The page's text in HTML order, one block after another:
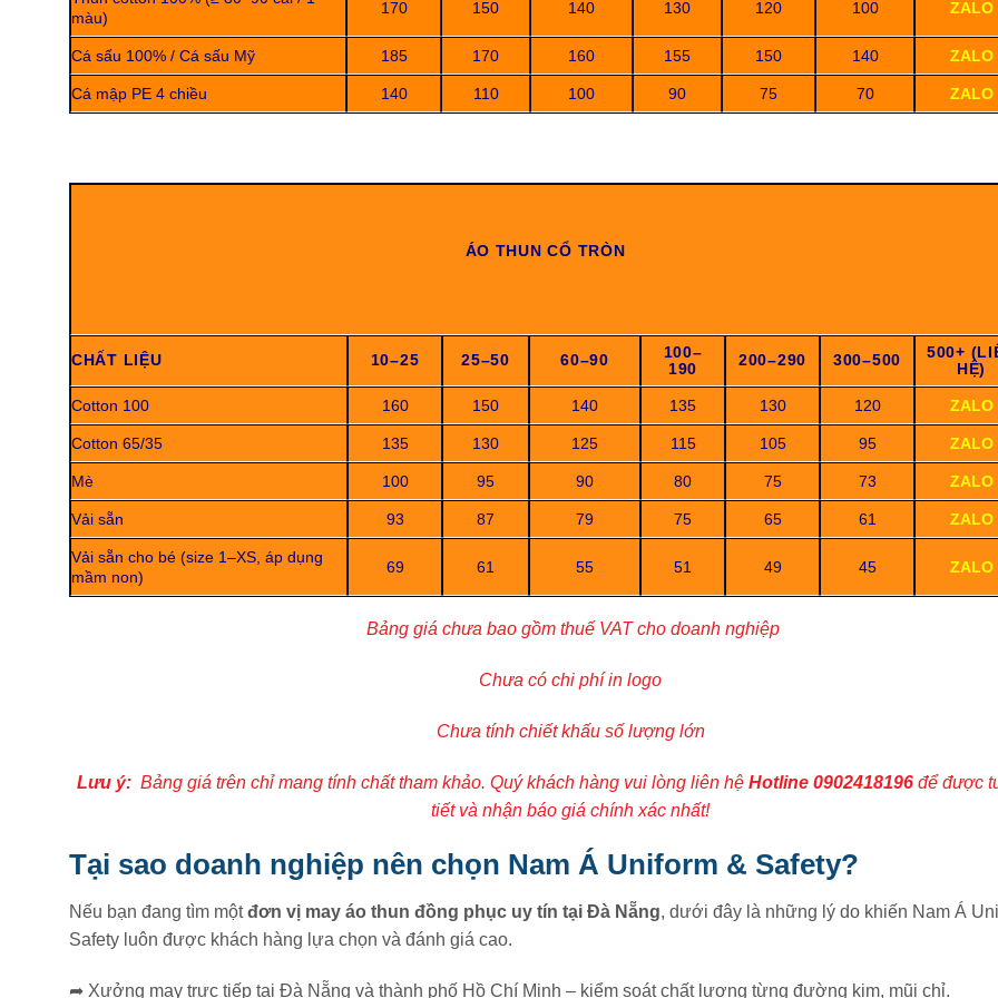
màu)
170 150 140 130 120 100 ZALO
Cá sấu 100% / Cá sấu Mỹ 185 170 160 155 150 140 ZALO
Cá mập PE 4 chiều 140 110 100 90 75 70 ZALO
ÁO THUN CỔ TRÒN
CHẤT LIỆU 10–25 25–50 60–90
100–
190
200–290 300–500
500+
HỆ)
Cotton 100 160 150 140 135 130 120 ZALO
Cotton 65/35 135 130 125 115 105 95 ZALO
Mè 100 95 90 80 75 73 ZALO
Vải sẵn 93 87 79 75 65 61 ZALO
Vải sẵn cho bé (size 1–XS, áp dụng
mầm non)
69 61 55 51 49 45 ZALO
Bảng giá chưa bao gồm thuế VAT cho doanh nghiệp
Chưa có chi phí in logo
Chưa tính chiết khấu số lượng lớn
Lưu ý: Bảng giá trên chỉ mang tính chất tham khảo. Quý khách hàng vui lòng liên hệHotline 0902418196để được
tiết và nhận báo giá chính xác nhất!
Tại sao doanh nghiệp nên chọn Nam Á Uniform & Safety?
Nếu bạn đang tìm mộtđơn vị may áo thun đồng phục uy tín tại Đà Nẵng, dưới đây là những lý do khiến Nam Á
Safety luôn được khách hàng lựa chọn và đánh giá cao.
➦ Xưởng may trực tiếp tại Đà Nẵng và thành phố Hồ Chí Minh – kiểm soát chất lượng từng đường kim, mũi chỉ.